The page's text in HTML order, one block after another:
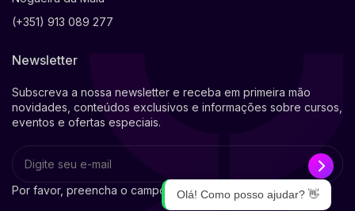
(+351) 913 089 277
Newsletter
Subscreva a nossa newsletter e receba em primeira mão
novidades, conteúdos exclusivos e informações sobre cursos,
eventos e ofertas especiais.
Por favor, preencha o campo obrigatório.Olá! Como posso ajudar? 👋